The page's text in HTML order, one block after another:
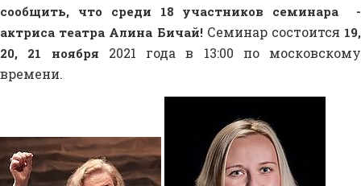
сообщить, что среди 18 участников семинара -
актриса театра Алина Бичай! Семинар состоится 19,
20, 21 ноября 2021 года в 13:00 по московскому
времени.